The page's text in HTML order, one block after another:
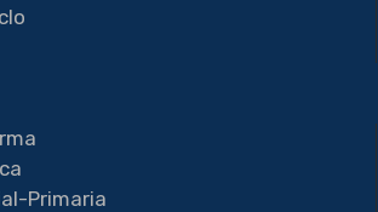
Primaria